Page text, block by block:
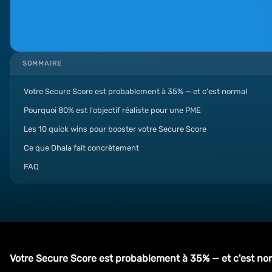
SOMMAIRE
Votre Secure Score est probablement à 35% — et c'est normal
Pourquoi 80% est l'objectif réaliste pour une PME
Les 10 quick wins pour booster votre Secure Score
Ce que Dhala fait concrètement
FAQ
Votre Secure Score est probablement à 35% — et c'est